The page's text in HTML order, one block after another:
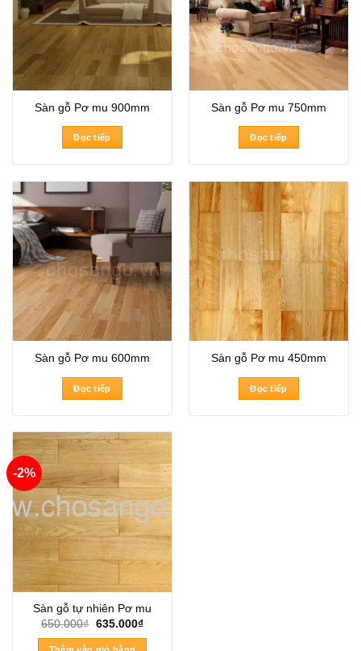
Sàn gỗ Pơ mu 900mm
Đọc tiếp
Sàn gỗ Pơ mu 750mm
Đọc tiếp
Sàn gỗ Pơ mu 600mm
Đọc tiếp
Sàn gỗ Pơ mu 450mm
Đọc tiếp
-2%
Sàn gỗ tự nhiên Pơ mu
650.000₫ Giá
là:
635.000₫Giá